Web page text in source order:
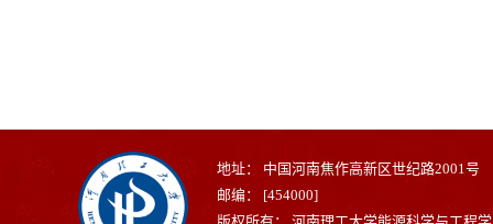
地址： 中国河南焦作高新区世纪路2001号
邮编： [454000]